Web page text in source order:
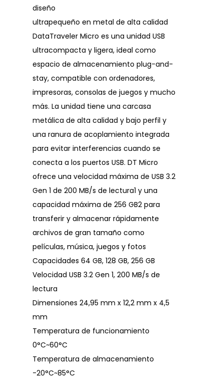
diseño
ultrapequeño en metal de alta calidad
DataTraveler Micro es una unidad USB
ultracompacta y ligera, ideal como
espacio de almacenamiento plug-and-
stay, compatible con ordenadores,
impresoras, consolas de juegos y mucho
más. La unidad tiene una carcasa
metálica de alta calidad y bajo perfil y
una ranura de acoplamiento integrada
para evitar interferencias cuando se
conecta a los puertos USB. DT Micro
ofrece una velocidad máxima de USB 3.2
Gen 1 de 200 MB/s de lectura1 y una
capacidad máxima de 256 GB2 para
transferir y almacenar rápidamente
archivos de gran tamaño como
películas, música, juegos y fotos
Capacidades 64 GB, 128 GB, 256 GB
Velocidad USB 3.2 Gen 1, 200 MB/s de
lectura
Dimensiones 24,95 mm x 12,2 mm x 4,5
mm
Temperatura de funcionamiento
0°C~60°C
Temperatura de almacenamiento
-20°C~85°C